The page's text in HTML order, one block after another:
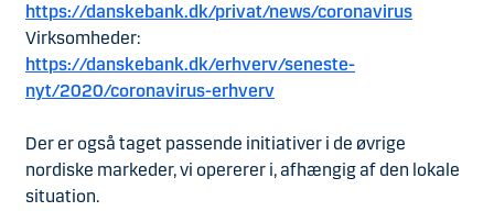
https://danskebank.dk/privat/news/coronavirus
Virksomheder:
https://danskebank.dk/erhverv/seneste-
nyt/2020/coronavirus-erhverv
Der er også taget passende initiativer i de øvrige
nordiske markeder, vi opererer i, afhængig af den lokale
situation.